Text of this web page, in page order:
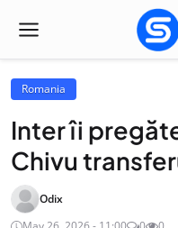
Romania
Inter îi
Chivu
Odix